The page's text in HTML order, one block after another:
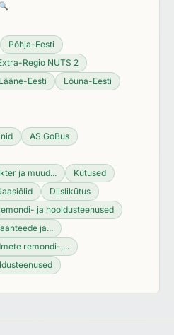
🔍
Põhja-Eesti
Regio NUTS 2
Lääne-Eesti
Lõuna-Eesti
AS GoBus
ja muud...
Kütused
Diislikütus
ja hooldusteenused
ja...
remondi-,...